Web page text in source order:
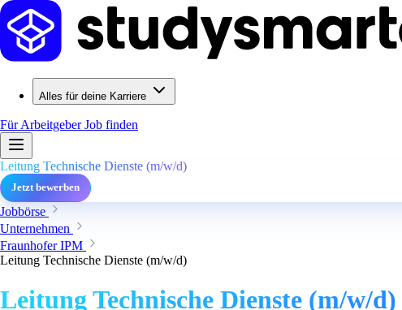
Alles für deine Karriere
Für ArbeitgeberJob finden
Leitung Technische Dienste (m/w/d)
Jetzt bewerben
Jobbörse
Unternehmen
Fraunhofer IPM
Leitung Technische Dienste (m/w/d)
Leitung Technische Dienste (m/w/d)